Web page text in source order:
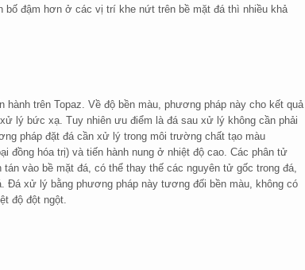
bố đậm hơn ở các vị trí khe nứt trên bề mặt đá thì nhiều khả
trên Topaz. Về độ bền màu, phương pháp này cho kết quả
lý bức xạ. Tuy nhiên ưu điểm là đá sau xử lý không cần phải
pháp đặt đá cần xử lý trong môi trường chất tạo màu
đồng hóa trị) và tiến hành nung ở nhiệt độ cao. Các phân tử
vào bề mặt đá, có thể thay thế các nguyên tử gốc trong đá,
Đá xử lý bằng phương pháp này tương đối bền màu, không có
độ đột ngột.